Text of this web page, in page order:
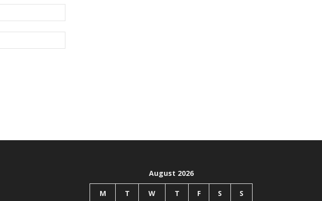
August 2026
M T W T F S S